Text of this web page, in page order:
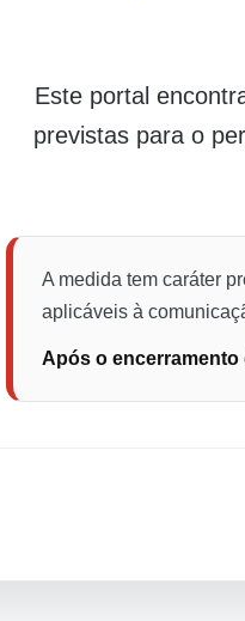
Este portal
previstas para o
A medida tem caráter
aplicáveis à
Após o